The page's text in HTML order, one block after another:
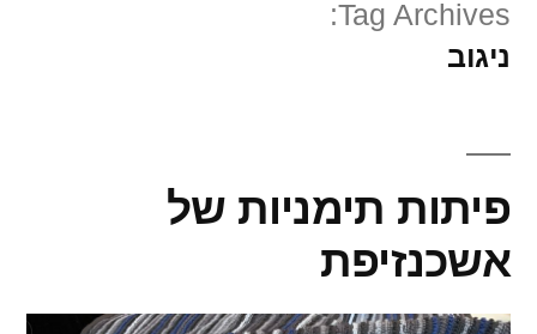
Tag Archives:
ניגוב
פיתות תימניות של
אשכנזיפת